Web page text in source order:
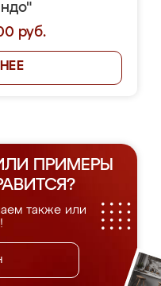
руб.
ПРИМЕРЫ
также или